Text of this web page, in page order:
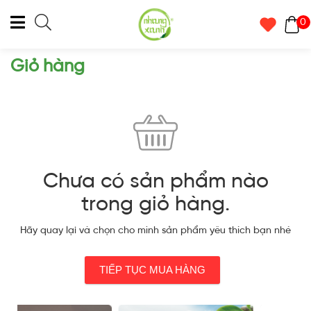
0
Giỏ hàng
Chưa có sản phẩm nào
trong giỏ hàng.
Hãy quay lại và chọn cho mình sản phẩm yêu thích bạn nhé
TIẾP TỤC MUA HÀNG